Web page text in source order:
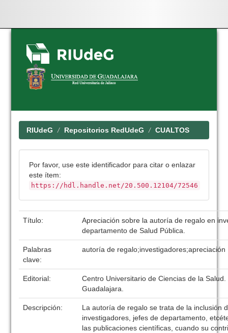
Skip
navigation
RIUdeG Repositorios RedUdeG CUALTOS
Por favor, use este identificador para citar o enlazar
este ítem:
https://hdl.handle.net/20.500.12104/72546
Título:
Apreciación sobre la autoría de regalo en
departamento de Salud Pública.
Palabras
clave:
autoría de regalo;investigadores;apreciación
Editorial:
Centro Universitario de Ciencias de la
Guadalajara.
Descripción:
La autoría de regalo se trata de la inclusión
investigadores, jefes de departamento,
las publicaciones científicas, cuando su